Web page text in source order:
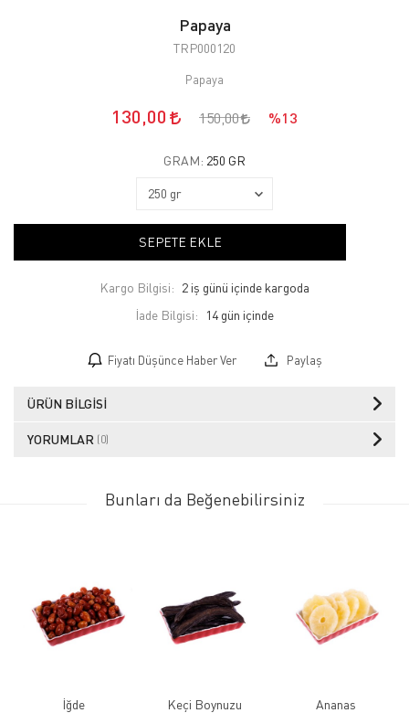
Papaya
TRP000120
Papaya
130,00 150,00 %13
GRAM: 250 GR
SEPETE EKLE
Kargo Bilgisi: 2 iş günü içinde kargoda
İade Bilgisi:
Fiyatı Düşünce Haber Ver Paylaş
ÜRÜN BILGISI
YORUMLAR (0)
Bunları da Beğenebilirsiniz
İğde Keçi Boynuzu Ananas